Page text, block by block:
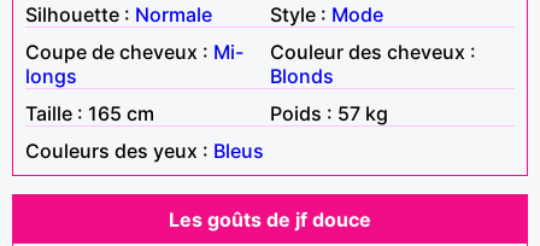
Silhouette : Normale Style : Mode
Coupe de cheveux : Mi-
longs
Couleur des cheveux :
Blonds
Taille : 165 cm
Poids : 57 kg
Couleurs des yeux : Bleus
Les goûts de jf douce